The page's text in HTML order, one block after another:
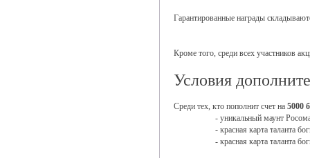
Гарантированные награды
Кроме того, среди всех участников
Условия
Среди тех, кто пополнит счет на 5000
- уникальный маунт
- красная карта таланта
- красная карта таланта